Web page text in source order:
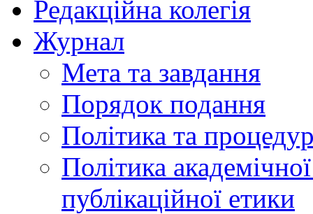
Редакційна колегія
Журнал
Мета та завдання
Порядок подання
Політика та
Політика
публікаційної етики